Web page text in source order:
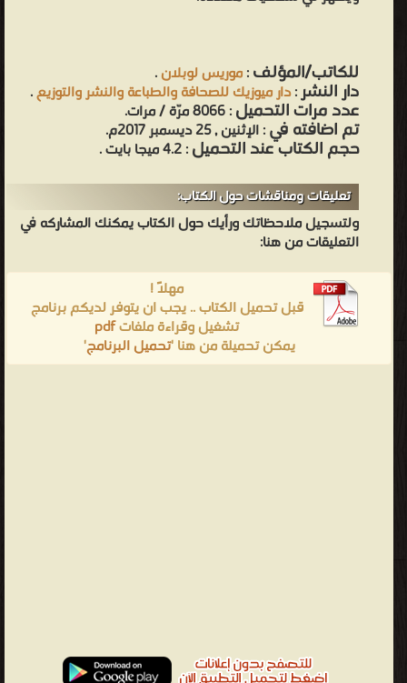
للكاتب/المؤلف:موريس لوبلان.
دار النشر:دار ميوزيك للصحافة والطباعة والنشر والتوزيع.
عدد مرات التحميل: 8066 مرّة / مرات.
تم اضافته في: الإثنين , 25 ديسمبر 2017م.
حجم الكتاب عند التحميل: 4.2 ميجا بايت .
تعليقات ومناقشات حول الكتاب:
ولتسجيل ملاحظاتك ورأيك حول الكتاب يمكنك المشاركه في
التعليقات من هنا:
مهلاً !
قبل تحميل الكتاب .. يجب ان يتوفر لديكم برنامج
تشغيل وقراءة ملفاتpdf
يمكن تحميلة من هنا 'تحميل البرنامج'